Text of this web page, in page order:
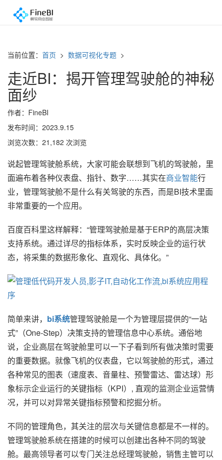
当前位置： 首页 > 数据可视化专题 >
走近BI：揭开管理驾驶舱的神秘
面纱
作者：FineBI
发布时间：2023.9.15
浏览次数：21,182 次浏览
说起管理驾驶舱系统，大家可能会联想到飞机的驾驶舱，里
面遍布着各种仪表盘、指针、数字……其实在商业智能行
业，管理驾驶舱不是什么有关驾驶的东西，而是BI技术里面
非常重要的一个应用。
百度百科里这样解释：“管理驾驶舱是基于ERP的高层决策
支持系统。通过详尽的指标体系，实时反映企业的运行状
态，将采集的数据形象化、直观化、具体化。”
简单来讲， bi系统管理驾驶舱是一个为管理层提供的“一站
式”（One-Step）决策支持的管理信息中心系统。通俗地
说，企业高层在驾驶舱里可以一下子看到所有做决策时需要
的重要数据。就像飞机的仪表盘，它以驾驶舱的形式，通过
各种常见的图表（速度表、音量柱、预警雷达、雷达球）形
象标示企业运行的关键指标（KPI）, 直观的监测企业运营情
况，并可以对异常关键指标预警和挖掘分析。
不同的管理角色，其关注的层次与关键信息都是不一样的。
管理驾驶舱系统在搭建的时候可以创建出各种不同的驾驶
舱。最高领导者可以专门关注总经理驾驶舱，销售主管可以